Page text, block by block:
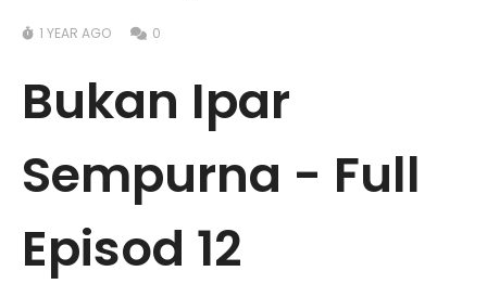
1 YEAR AGO 0
Bukan Ipar
Sempurna - Full
Episod 12